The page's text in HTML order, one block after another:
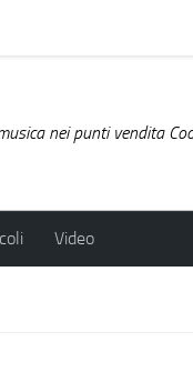
nei punti vendita
Video